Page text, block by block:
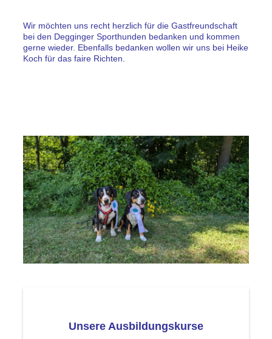
Wir möchten uns recht herzlich für die Gastfreundschaft
bei den Degginger Sporthunden bedanken und kommen
gerne wieder. Ebenfalls bedanken wollen wir uns bei Heike
Koch für das faire Richten.
Unsere Ausbildungskurse